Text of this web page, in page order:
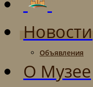
Новости
Объявления
О Музее